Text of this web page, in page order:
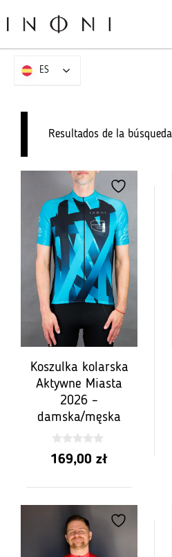
Resultados de la
Koszulka kolarska
Aktywne Miasta
2026 –
damska/męska
0
z
169,00 zł
ES
ES